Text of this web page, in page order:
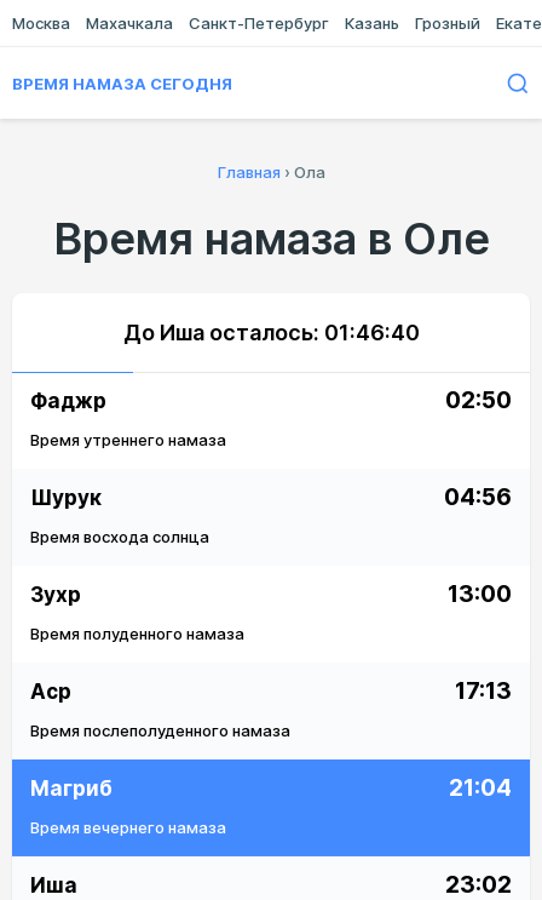
Москва Махачкала Санкт-Петербург Казань Грозный
ВРЕМЯ НАМАЗА СЕГОДНЯ
Главная › Ола
Время намаза в Оле
До Иша осталось: 01:46:40
Фаджр 02:50
Время утреннего намаза
Шурук 04:56
Время восхода солнца
Зухр 13:00
Время полуденного намаза
Аср 17:13
Время послеполуденного намаза
Магриб 21:04
Время вечернего намаза
Иша 23:02